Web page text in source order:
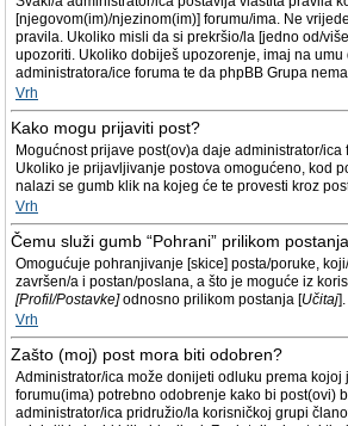
[njegovom(im)/njezinom(im)] forumu/ima. Ne
pravila. Ukoliko misli da si prekršio/la [jedno od/
upozoriti. Ukoliko dobiješ upozorenje, imaj na umu
administratora/ice foruma te da phpBB Grupa
Vrh
Kako mogu prijaviti post?
Mogućnost prijave post(ov)a daje administrator/ica
Ukoliko je prijavljivanje postova omogućeno, kod
nalazi se gumb klik na kojeg će te provesti kroz
Vrh
Čemu služi gumb “Pohrani” prilikom
Omogućuje pohranjivanje [skice] posta/poruke,
završen/a i postan/poslana, a što je moguće iz
[Profil/Postavke]odnosno prilikom postanja [Učitaj].
Vrh
Zašto (moj) post mora biti odobren?
Administrator/ica može donijeti odluku prema kojoj
forumu(ima) potrebno odobrenje kako bi post(ovi)
administrator/ica pridružio/la korisničkoj grupi